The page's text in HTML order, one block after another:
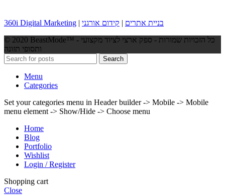
360i Digital Marketing | בניית אתרים | קידום אורגני
© 2020 BeastMode™ - כל הזכויות שמורות - ספק ארצי לציוד מקצועי
ותסופי תזונה
Search
Menu
Categories
Set your categories menu in Header builder -> Mobile -> Mobile
menu element -> Show/Hide -> Choose menu
Home
Blog
Portfolio
Wishlist
Login / Register
Shopping cart
Close